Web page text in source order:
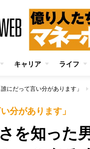
キャリア ライフ
にだって言い分があります」
分があります」
を知った